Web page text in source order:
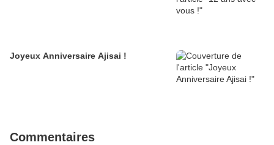
Joyeux Anniversaire Ajisai !
Commentaires